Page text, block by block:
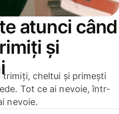
atunci când
și
trimiți, cheltui și primești
Tot ce ai nevoie, într-
nevoie.